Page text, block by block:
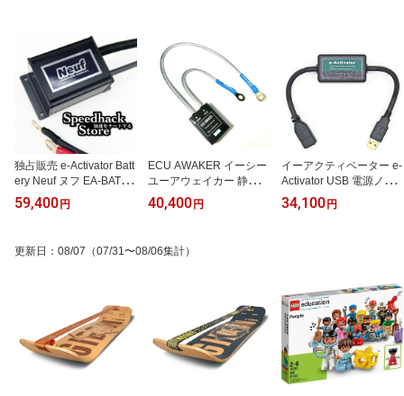
独占販売 e-Activator Batt
ery Neuf ヌフ EA-BAT 車
のバッテリーを活性化
【取付説明書付き】イー
プ テレビ番組 carXs カー
59,400 円
ECU AWAKER イーシー
ユーアウェイカー 静電気
電磁ノイズ除去 ノイズフ
ィルター 電磁波対策 汎
Xs カーエックス 紹介商
40,400 円
イーアクティベーター e-
Activator USB 電源ノイ
ズ 除去対策 ノイズフィ
ルター 電源活性化 汎用
34,100 円
更新日 ： 08/07 （07/31〜08/06集計）